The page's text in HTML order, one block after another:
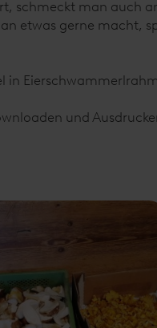
schmeckt man auch
etwas gerne macht,
in
und